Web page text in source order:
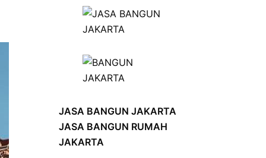
JASA BANGUN JAKARTA
JASA BANGUN RUMAH
JAKARTA